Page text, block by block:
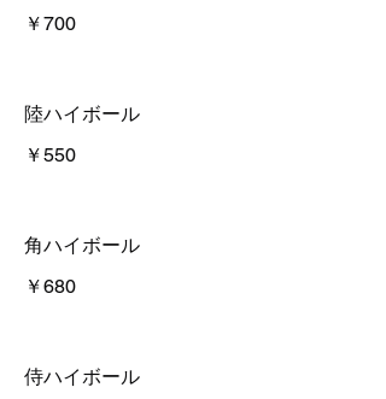
￥700
陸ハイボール
￥550
角ハイボール
￥680
侍ハイボール